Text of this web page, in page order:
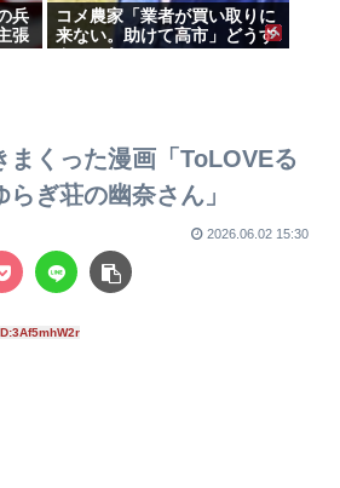
兵
張
コメ農家「業者が買い取りに
来ない。助けて高市」どうす
んのこれ
まくった漫画「ToLOVEる
ぎ荘の幽奈さん」
2026.06.02 15:30
ID:3Af5mhW2r